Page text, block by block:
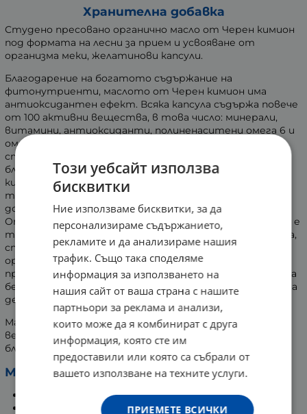
Хранителна добавка
Студено пресовано органично масло от Черен кимион
под формата на лесни за прием и усвояване от
организма меки, желатинови капсули.
Благодарение на богатото съдържание на
фитонутриенти, маслото от Черен кимион има
антиоксидантен ефект. Всяка капсула съдържа повече
от 100 активни вещества, в това число: минерали,
витамини, антиоксиданти, полиненаситени омега 6 и
омега 9 мастни киселини, каротеноиди, феноли,
стероли, тимоквинон. Всички тези вещества имат
благотворно въздействие върху организма. Черният
кимион подпомага естествените защитни сили на
тялото, насърчава регенерацията на клетките и
допринася в борбата с оксидативния стрес.
Отличителна съставка на маслото от Черен кимион е
тимоквинон - вещество с антиоксидантни свойства,
спомагащо за поддържане на хомеостазата в
организма. Освен това, маслото допринася за
пречистването на организма от паразити, подпомага
белодробната, сърдечносъдовата и стомашно-чревна
дейност.
Маслото съдържа пълния спектър от полезни
вещества, налични в семената от черен кимион,
благодарение на метода на студена екстракция.
Маслото от Черен кимион:
има общоукрепващ ефект;
притежава антиоксидантно действие;
Този уебсайт използва
бисквитки
Ние използваме бисквитки, за да
персонализираме съдържанието,
рекламите и да анализираме нашия
трафик. Също така споделяме
информация за използването на
нашия сайт от ваша страна с нашите
партньори за реклама и анализи,
които може да я комбинират с друга
информация, която сте им
предоставили или която са събрали от
вашето използване на техните услуги.
ПРИЕМЕТЕ ВСИЧКИ